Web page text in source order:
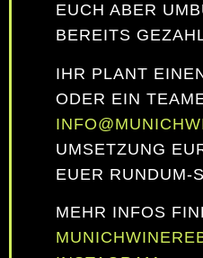
EUCH ABER
BEREITS
IHR PLANT
ODER EIN
UMSETZUNG
EUER RUNDUM-
MEHR INFOS